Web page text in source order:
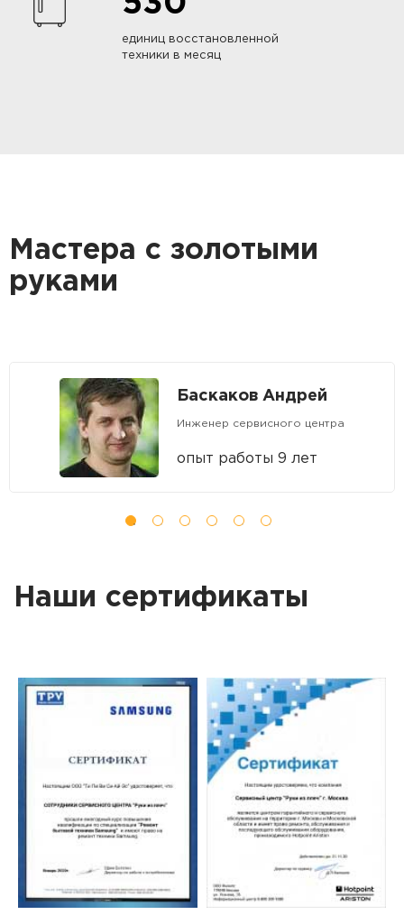
единиц восстановленной
техники в месяц
Мастера с золотыми
руками
Баскаков Андрей
Инженер сервисного центра
опыт работы 9 лет
Наши сертификаты